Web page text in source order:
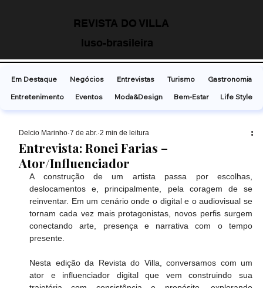
REVISTA DO VILLA
luso-brasileira
Entrevista: Ronei Farias –
Ator/Influenciador
Delcio Marinho 7 de abr. 2 min de leitura
A construção de um artista passa por escolhas,
deslocamentos e, principalmente, pela coragem de se
reinventar. Em um cenário onde o digital e o audiovisual se
tornam cada vez mais protagonistas, novos perfis surgem
conectando arte, presença e narrativa com o tempo
presente.
Nesta edição da Revista do Villa, conversamos com um
ator e influenciador digital que vem construindo sua
Em Destaque Negócios Entrevistas Turismo
Gastronomia
Entretenimento
Eventos Moda&Design Bem-Estar Life Style